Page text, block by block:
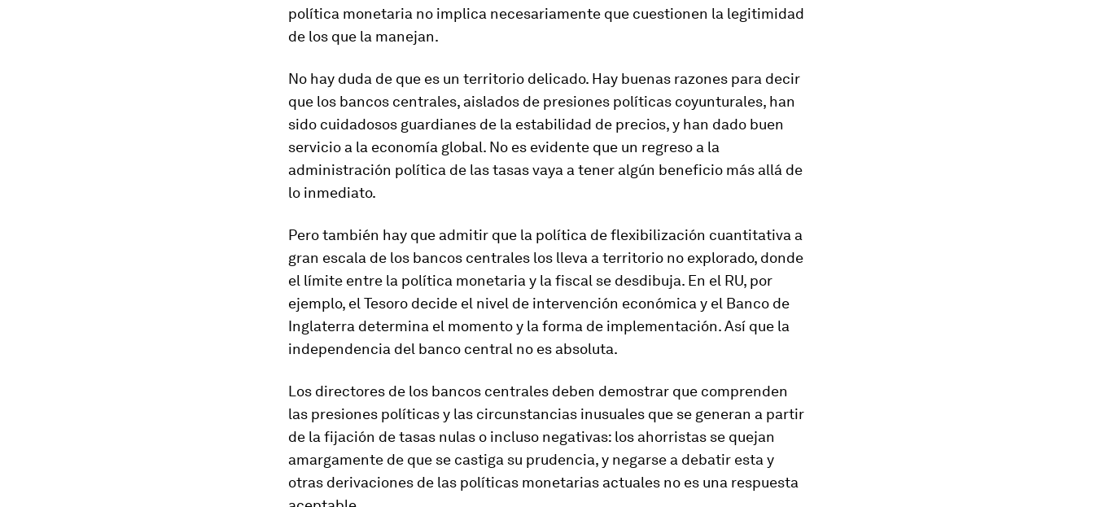
política monetaria no implica necesariamente que cuestionen la legitimidad
de los que la manejan.
No hay duda de que es un territorio delicado. Hay buenas razones para decir
que los bancos centrales, aislados de presiones políticas coyunturales, han
sido cuidadosos guardianes de la estabilidad de precios, y han dado buen
servicio a la economía global. No es evidente que un regreso a la
administración política de las tasas vaya a tener algún beneficio más allá de
lo inmediato.
Pero también hay que admitir que la política de flexibilización cuantitativa a
gran escala de los bancos centrales los lleva a territorio no explorado, donde
el límite entre la política monetaria y la fiscal se desdibuja. En el RU, por
ejemplo, el Tesoro decide el nivel de intervención económica y el Banco de
Inglaterra determina el momento y la forma de implementación. Así que la
independencia del banco central no es absoluta.
Los directores de los bancos centrales deben demostrar que comprenden
las presiones políticas y las circunstancias inusuales que se generan a partir
de la fijación de tasas nulas o incluso negativas: los ahorristas se quejan
amargamente de que se castiga su prudencia, y negarse a debatir esta y
otras derivaciones de las políticas monetarias actuales no es una respuesta